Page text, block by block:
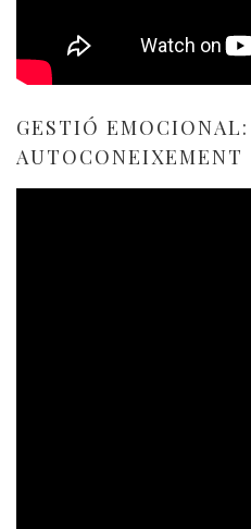
GESTIÓ EMOCIONAL:
AUTOCONEIXEMENT